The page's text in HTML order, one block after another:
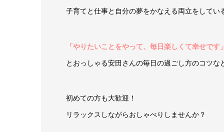
子育てと仕事と自分の夢をかなえる両立をしてい
「やりたいことをやって、毎日楽しくて幸せです」
とおっしゃる安田さんの毎日の過ごし方のコツな
初めての方も大歓迎！
リラックスしながらおしゃべりしませんか？